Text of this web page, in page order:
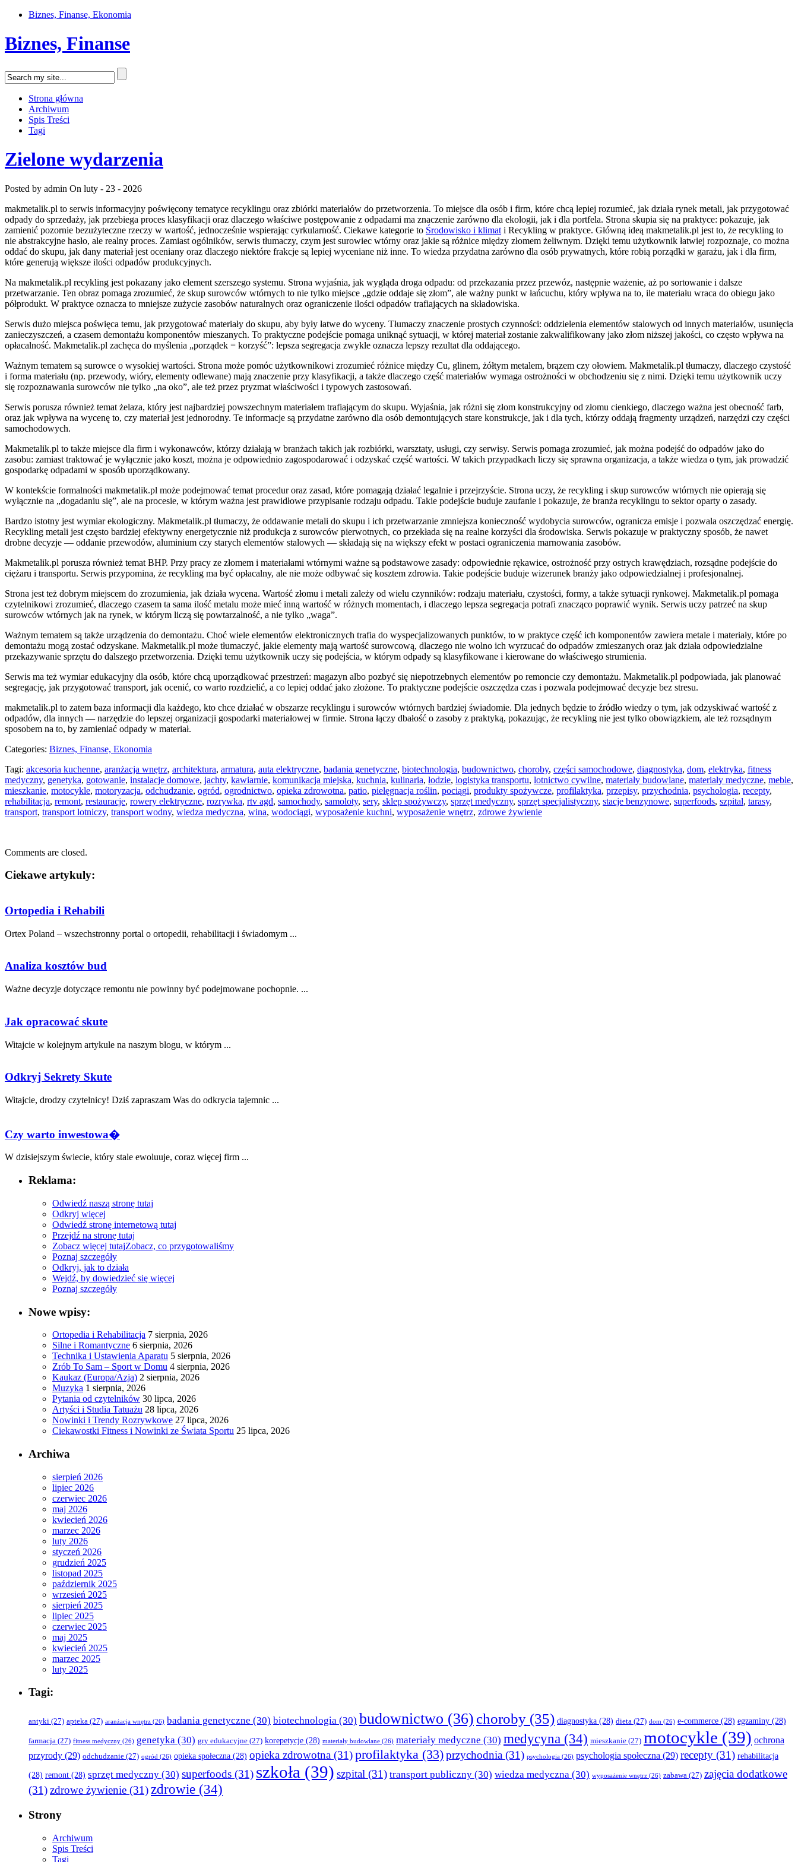
Biznes, Finanse, Ekonomia
Biznes, Finanse
Strona główna
Archiwum
Spis Treści
Tagi
Zielone wydarzenia
Posted by admin On luty - 23 - 2026
makmetalik.pl to serwis informacyjny poświęcony tematyce recyklingu oraz zbiórki materiałów do przetworzenia. To miejsce dla osób i firm, które chcą lepiej rozumieć, jak działa rynek metali, jak przygotować
odpady do sprzedaży, jak przebiega proces klasyfikacji oraz dlaczego właściwe postępowanie z odpadami ma znaczenie zarówno dla ekologii, jak i dla portfela. Strona skupia się na praktyce: pokazuje, jak
zamienić pozornie bezużyteczne rzeczy w wartość, jednocześnie wspierając cyrkularność. Ciekawe kategorie to Środowisko i klimat i Recykling w praktyce. Główną ideą makmetalik.pl jest to, że recykling to
nie abstrakcyjne hasło, ale realny proces. Zamiast ogólników, serwis tłumaczy, czym jest surowiec wtórny oraz jakie są różnice między złomem żeliwnym. Dzięki temu użytkownik łatwiej rozpoznaje, co można
oddać do skupu, jak dany materiał jest oceniany oraz dlaczego niektóre frakcje są lepiej wyceniane niż inne. To wiedza przydatna zarówno dla osób prywatnych, które robią porządki w garażu, jak i dla firm,
które generują większe ilości odpadów produkcyjnych.
Na makmetalik.pl recykling jest pokazany jako element szerszego systemu. Strona wyjaśnia, jak wygląda droga odpadu: od przekazania przez przewóz, następnie ważenie, aż po sortowanie i dalsze
przetwarzanie. Ten obraz pomaga zrozumieć, że skup surowców wtórnych to nie tylko miejsce „gdzie oddaje się złom”, ale ważny punkt w łańcuchu, który wpływa na to, ile materiału wraca do obiegu jako
półprodukt. W praktyce oznacza to mniejsze zużycie zasobów naturalnych oraz ograniczenie ilości odpadów trafiających na składowiska.
Serwis dużo miejsca poświęca temu, jak przygotować materiały do skupu, aby były łatwe do wyceny. Tłumaczy znaczenie prostych czynności: oddzielenia elementów stalowych od innych materiałów, usunięcia
zanieczyszczeń, a czasem demontażu komponentów mieszanych. To praktyczne podejście pomaga uniknąć sytuacji, w której materiał zostanie zakwalifikowany jako złom niższej jakości, co często wpływa na
opłacalność. Makmetalik.pl zachęca do myślenia „porządek = korzyść”: lepsza segregacja zwykle oznacza lepszy rezultat dla oddającego.
Ważnym tematem są surowce o wysokiej wartości. Strona może pomóc użytkownikowi zrozumieć różnice między Cu, glinem, żółtym metalem, brązem czy ołowiem. Makmetalik.pl tłumaczy, dlaczego czystość
i forma materiału (np. przewody, wióry, elementy odlewane) mają znaczenie przy klasyfikacji, a także dlaczego część materiałów wymaga ostrożności w obchodzeniu się z nimi. Dzięki temu użytkownik uczy
się rozpoznawania surowców nie tylko „na oko”, ale też przez pryzmat właściwości i typowych zastosowań.
Serwis porusza również temat żelaza, który jest najbardziej powszechnym materiałem trafiającym do skupu. Wyjaśnia, jak różni się złom konstrukcyjny od złomu cienkiego, dlaczego ważna jest obecność farb,
oraz jak wpływa na wycenę to, czy materiał jest jednorodny. Te informacje są przydatne zarówno dla osób demontujących stare konstrukcje, jak i dla tych, którzy oddają fragmenty urządzeń, narzędzi czy części
samochodowych.
Makmetalik.pl to także miejsce dla firm i wykonawców, którzy działają w branżach takich jak rozbiórki, warsztaty, usługi, czy serwisy. Serwis pomaga zrozumieć, jak można podejść do odpadów jako do
zasobu: zamiast traktować je wyłącznie jako koszt, można je odpowiednio zagospodarować i odzyskać część wartości. W takich przypadkach liczy się sprawna organizacja, a także wiedza o tym, jak prowadzić
gospodarkę odpadami w sposób uporządkowany.
W kontekście formalności makmetalik.pl może podejmować temat procedur oraz zasad, które pomagają działać legalnie i przejrzyście. Strona uczy, że recykling i skup surowców wtórnych nie opierają się
wyłącznie na „dogadaniu się”, ale na procesie, w którym ważna jest prawidłowe przypisanie rodzaju odpadu. Takie podejście buduje zaufanie i pokazuje, że branża recyklingu to sektor oparty o zasady.
Bardzo istotny jest wymiar ekologiczny. Makmetalik.pl tłumaczy, że oddawanie metali do skupu i ich przetwarzanie zmniejsza konieczność wydobycia surowców, ogranicza emisje i pozwala oszczędzać energię.
Recykling metali jest często bardziej efektywny energetycznie niż produkcja z surowców pierwotnych, co przekłada się na realne korzyści dla środowiska. Serwis pokazuje w praktyczny sposób, że nawet
drobne decyzje — oddanie przewodów, aluminium czy starych elementów stalowych — składają się na większy efekt w postaci ograniczenia marnowania zasobów.
Makmetalik.pl porusza również temat BHP. Przy pracy ze złomem i materiałami wtórnymi ważne są podstawowe zasady: odpowiednie rękawice, ostrożność przy ostrych krawędziach, rozsądne podejście do
ciężaru i transportu. Serwis przypomina, że recykling ma być opłacalny, ale nie może odbywać się kosztem zdrowia. Takie podejście buduje wizerunek branży jako odpowiedzialnej i profesjonalnej.
Strona jest też dobrym miejscem do zrozumienia, jak działa wycena. Wartość złomu i metali zależy od wielu czynników: rodzaju materiału, czystości, formy, a także sytuacji rynkowej. Makmetalik.pl pomaga
czytelnikowi zrozumieć, dlaczego czasem ta sama ilość metalu może mieć inną wartość w różnych momentach, i dlaczego lepsza segregacja potrafi znacząco poprawić wynik. Serwis uczy patrzeć na skup
surowców wtórnych jak na rynek, w którym liczą się powtarzalność, a nie tylko „waga”.
Ważnym tematem są także urządzenia do demontażu. Choć wiele elementów elektronicznych trafia do wyspecjalizowanych punktów, to w praktyce część ich komponentów zawiera metale i materiały, które po
demontażu mogą zostać odzyskane. Makmetalik.pl może tłumaczyć, jakie elementy mają wartość surowcową, dlaczego nie wolno ich wyrzucać do odpadów zmieszanych oraz jak działa odpowiedzialne
przekazywanie sprzętu do dalszego przetworzenia. Dzięki temu użytkownik uczy się podejścia, w którym odpady są klasyfikowane i kierowane do właściwego strumienia.
Serwis ma też wymiar edukacyjny dla osób, które chcą uporządkować przestrzeń: magazyn albo pozbyć się niepotrzebnych elementów po remoncie czy demontażu. Makmetalik.pl podpowiada, jak planować
segregację, jak przygotować transport, jak ocenić, co warto rozdzielić, a co lepiej oddać jako złożone. To praktyczne podejście oszczędza czas i pozwala podejmować decyzje bez stresu.
makmetalik.pl to zatem baza informacji dla każdego, kto chce działać w obszarze recyklingu i surowców wtórnych bardziej świadomie. Dla jednych będzie to źródło wiedzy o tym, jak odzyskiwać wartość z
odpadów, dla innych — narzędzie do lepszej organizacji gospodarki materiałowej w firmie. Strona łączy dbałość o zasoby z praktyką, pokazując, że recykling nie jest tylko obowiązkiem, ale też rozsądnym
sposobem na to, by zamieniać odpady w materiał.
Categories: Biznes, Finanse, Ekonomia
Tagi: akcesoria kuchenne, aranżacja wnętrz, architektura, armatura, auta elektryczne, badania genetyczne, biotechnologia, budownictwo, choroby, części samochodowe, diagnostyka, dom, elektryka, fitness
medyczny, genetyka, gotowanie, instalacje domowe, jachty, kawiarnie, komunikacja miejska, kuchnia, kulinaria, łodzie, logistyka transportu, lotnictwo cywilne, materiały budowlane, materiały medyczne, meble,
mieszkanie, motocykle, motoryzacja, odchudzanie, ogród, ogrodnictwo, opieka zdrowotna, patio, pielęgnacja roślin, pociągi, produkty spożywcze, profilaktyka, przepisy, przychodnia, psychologia, recepty,
rehabilitacja, remont, restauracje, rowery elektryczne, rozrywka, rtv agd, samochody, samoloty, sery, sklep spożywczy, sprzęt medyczny, sprzęt specjalistyczny, stacje benzynowe, superfoods, szpital, tarasy,
transport, transport lotniczy, transport wodny, wiedza medyczna, wina, wodociągi, wyposażenie kuchni, wyposażenie wnętrz, zdrowe żywienie
Comments are closed.
Ciekawe artykuly:
Ortopedia i Rehabili
Ortex Poland – wszechstronny portal o ortopedii, rehabilitacji i świadomym ...
Analiza kosztów bud
Ważne decyzje dotyczące remontu nie powinny być ⁣podejmowane pochopnie. ...
Jak opracować skute
Witajcie ‍w ‍kolejnym artykule na⁤ naszym blogu,⁤ w którym ...
Odkryj Sekrety Skute
Witajcie,​ drodzy czytelnicy! Dziś‍ zapraszam Was do odkrycia tajemnic ...
Czy warto inwestowa�
W⁤ dzisiejszym⁣ świecie, który stale ewoluuje, ⁤coraz więcej firm ...
Reklama:
Odwiedź naszą stronę tutaj
Odkryj więcej
Odwiedź stronę internetową tutaj
Przejdź na stronę tutaj
Zobacz więcej tutajZobacz, co przygotowaliśmy
Poznaj szczegóły
Odkryj, jak to działa
Wejdź, by dowiedzieć się więcej
Poznaj szczegóły
Nowe wpisy:
Ortopedia i Rehabilitacja 7 sierpnia, 2026
Silne i Romantyczne 6 sierpnia, 2026
Technika i Ustawienia Aparatu 5 sierpnia, 2026
Zrób To Sam – Sport w Domu 4 sierpnia, 2026
Kaukaz (Europa/Azja) 2 sierpnia, 2026
Muzyka 1 sierpnia, 2026
Pytania od czytelników 30 lipca, 2026
Artyści i Studia Tatuażu 28 lipca, 2026
Nowinki i Trendy Rozrywkowe 27 lipca, 2026
Ciekawostki Fitness i Nowinki ze Świata Sportu 25 lipca, 2026
Archiwa
sierpień 2026
lipiec 2026
czerwiec 2026
maj 2026
kwiecień 2026
marzec 2026
luty 2026
styczeń 2026
grudzień 2025
listopad 2025
październik 2025
wrzesień 2025
sierpień 2025
lipiec 2025
czerwiec 2025
maj 2025
kwiecień 2025
marzec 2025
luty 2025
Tagi:
antyki (27) apteka (27) aranżacja wnętrz (26) badania genetyczne (30) biotechnologia (30) budownictwo (36) choroby (35) diagnostyka (28) dieta (27) dom (26) e-commerce (28) egzaminy (28)
farmacja (27) fitness medyczny (26) genetyka (30) gry edukacyjne (27) korepetycje (28) materiały budowlane (26) materiały medyczne (30) medycyna (34) mieszkanie (27) motocykle (39) ochrona
przyrody (29) odchudzanie (27) ogród (26) opieka społeczna (28) opieka zdrowotna (31)profilaktyka (33)przychodnia (31) psychologia (26) psychologia społeczna (29) recepty (31) rehabilitacja
(28) remont (28) sprzęt medyczny (30) superfoods (31) szkoła (39) szpital (31) transport publiczny (30) wiedza medyczna (30) wyposażenie wnętrz (26) zabawa (27) zajęcia dodatkowe
(31)zdrowe żywienie (31)zdrowie (34)
Strony
Archiwum
Spis Treści
Tagi